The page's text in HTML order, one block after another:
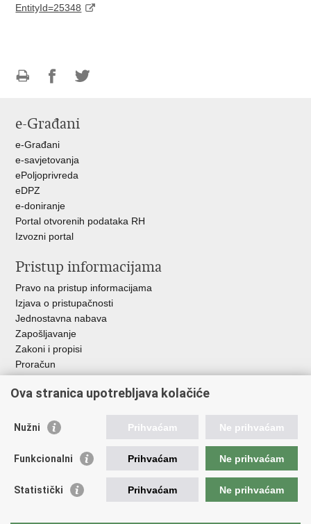
EntityId=25348
FacebookuTwitteru
e-Građani
e-Građani
e-savjetovanja
ePoljoprivreda
eDPZ
e-doniranje
Portal otvorenih podataka RH
Izvozni portal
Pristup informacijama
Pravo na pristup informacijama
Izjava o pristupačnosti
Jednostavna nabava
Zapošljavanje
Zakoni i propisi
Proračun
RH
Važne poveznice
Hrvatska agencija za poljoprivredu i hranu
Agencija za plaćanja u poljoprivredi, ribarstvu i ruralnom
razvoju
Ova stranica upotrebljava kolačiće
Nužni Prihvaćam Ne prihvaćam
Funkcionalni Prihvaćam Ne prihvaćam
Statistički Prihvaćam Ne prihvaćam